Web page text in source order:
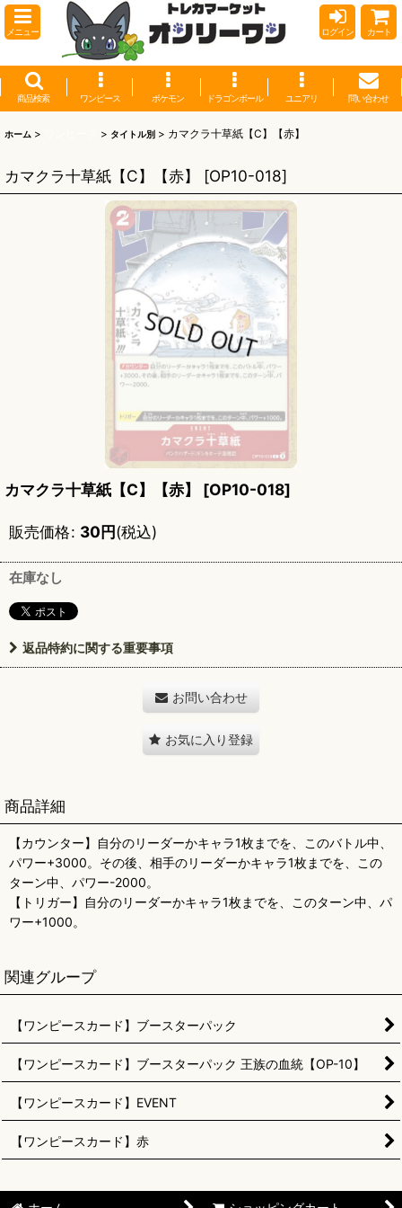
メニュー ログイン カート
商品検索 ワンピース ポケモン ドラゴンボール ユニアリ 問い合わせ
ホーム > > タイトル別 > カマクラ十草紙【C】【赤】
カマクラ十草紙【C】【赤】 [OP10-018]
カマクラ十草紙【C】【赤】 [OP10-018]
販売価格: 30円(税込)
在庫なし
返品特約に関する重要事項
お問い合わせ
お気に入り登録
商品詳細
【カウンター】自分のリーダーかキャラ1枚までを、このバトル中、
パワー+3000。その後、相手のリーダーかキャラ1枚までを、この
ターン中、パワー-2000。
【トリガー】自分のリーダーかキャラ1枚までを、このターン中、パ
ワー+1000。
関連グループ
【ワンピースカード】ブースターパック
【ワンピースカード】ブースターパック 王族の血統【OP-10】
【ワンピースカード】EVENT
【ワンピースカード】赤